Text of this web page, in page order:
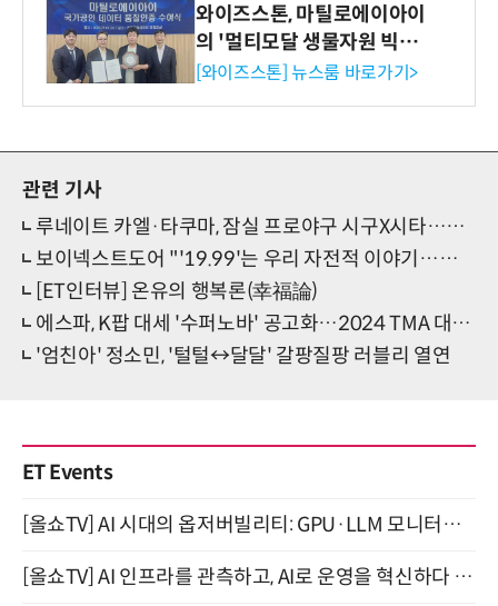
와이즈스톤, 마틸로에이아이
의 '멀티모달 생물자원 빅데
이터'에 DQ인증 최고 등급
[와이즈스톤] 뉴스룸 바로가기>
관련 기사
루네이트 카엘·타쿠마, 잠실 프로야구 시구X시타…차세대 '운동돌' 기대
보이넥스트도어 "'19.99'는 우리 자전적 이야기…역대급 자신"
[ET인터뷰] 온유의 행복론(幸福論)
에스파, K팝 대세 '수퍼노바' 공고화…2024 TMA 대상 등 톱질주 시작
'엄친아' 정소민, '털털↔달달' 갈팡질팡 러블리 열연
ET Events
[올쇼TV] AI 시대의 옵저버빌리티: GPU·LLM 모니터링부터 AI 기반 장애 대응까지 (8/11 생방송)
[올쇼TV] AI 인프라를 관측하고, AI로 운영을 혁신하다 (8월 11일 생방송)